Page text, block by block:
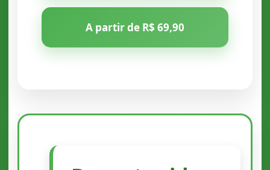
A partir de R$ 69,90